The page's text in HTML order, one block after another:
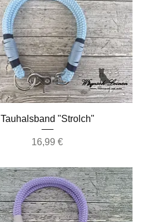
Schnellansicht
Tauhalsband "Strolch"
Preis
16,99 €